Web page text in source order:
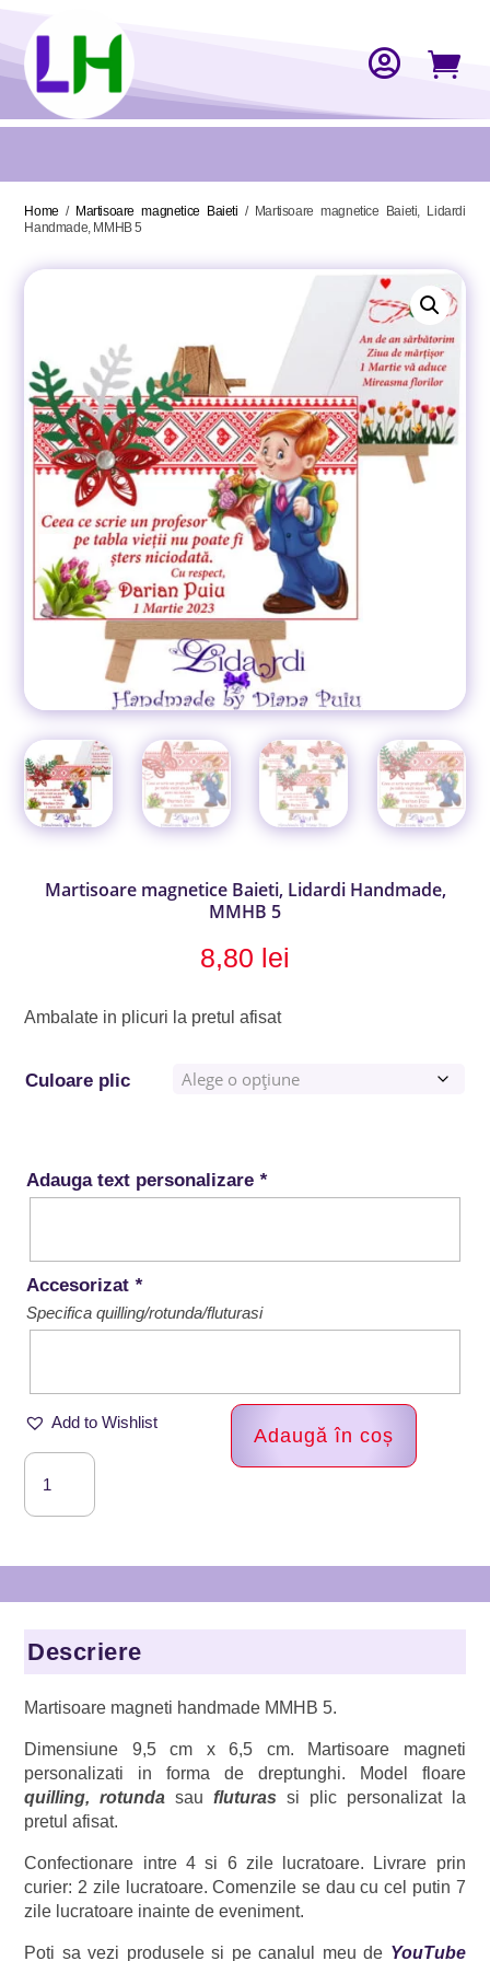
 
Home / Martisoare magnetice Baieti / Martisoare magnetice Baieti, Lidardi
Handmade, MMHB 5
Martisoare magnetice Baieti, Lidardi Handmade,
MMHB 5
8,80 lei
Ambalate in plicuri la pretul afisat
Culoare plic
Adauga text personalizare*
Accesorizat*
Specifica quilling/rotunda/fluturasi
Add to Wishlist
Cantitate
Martisoare
magnetice
Handmade,
5
Adaugă în coș
Descriere
Martisoare magneti handmade MMHB 5.
Dimensiune 9,5 cm x 6,5 cm. Martisoare magneti
personalizati in forma de dreptunghi. Model floare
quilling, rotundasau fluturas si plic personalizat la
pretul afisat.
Confectionare intre 4 si 6 zile lucratoare. Livrare prin
curier: 2 zile lucratoare. Comenzile se dau cu cel putin 7
zile lucratoare inainte de eveniment.
Poti sa vezi produsele si pe canalul meu de YouTube